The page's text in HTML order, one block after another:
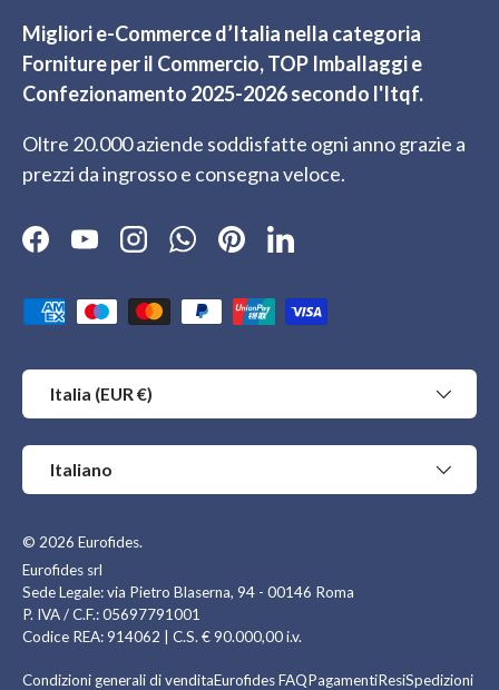
Migliori e-Commerce d’Italia nella categoria
Forniture per il Commercio, TOP Imballaggi e
Confezionamento 2025-2026 secondo l'Itqf.
Oltre 20.000 aziende soddisfatte ogni anno grazie a
prezzi da ingrosso e consegna veloce.
Facebook
YouTubeInstagramWhatsApp
PinterestLinkedIn
Metodi di pagamento accettati
Paese/Regione
Italia (EUR €)
Lingua
Italiano
© 2026 Eurofides.
Eurofides srl
Sede Legale: via Pietro Blaserna, 94 - 00146 Roma
P. IVA / C.F.: 05697791001
Codice REA: 914062 | C.S. € 90.000,00 i.v.
Condizioni generali di venditaEurofides FAQPagamentiResiSpedizioni